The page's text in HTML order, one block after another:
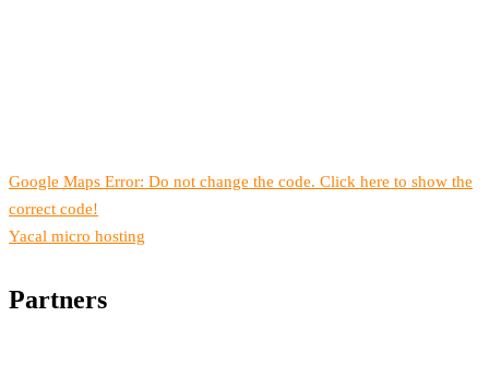
Google Maps Error: Do not change the code. Click here to show the
correct code!
Yacal micro hosting
Partners